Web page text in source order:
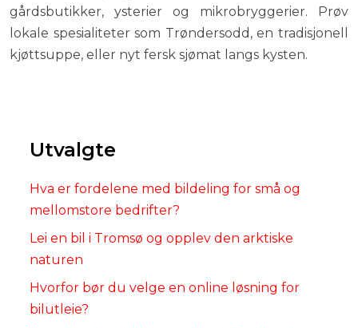
gårdsbutikker, ysterier og mikrobryggerier. Prøv
lokale spesialiteter som Trøndersodd, en tradisjonell
kjøttsuppe, eller nyt fersk sjømat langs kysten.
Utvalgte
Hva er fordelene med bildeling for små og
mellomstore bedrifter?
Lei en bil i Tromsø og opplev den arktiske
naturen
Hvorfor bør du velge en online løsning for
bilutleie?